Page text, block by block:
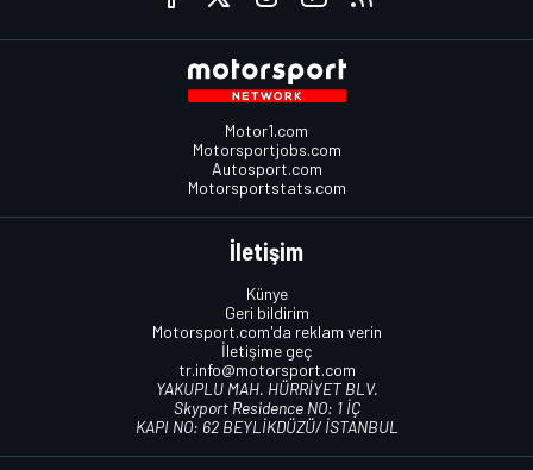
Motor1.com
Motorsportjobs.com
Autosport.com
Motorsportstats.com
İletişim
Künye
Geri bildirim
Motorsport.com'da reklam verin
İletişime geç
tr.info@motorsport.com
YAKUPLU MAH. HÜRRİYET BLV.
Skyport Residence NO: 1 İÇ
KAPI NO: 62 BEYLİKDÜZÜ/ İSTANBUL